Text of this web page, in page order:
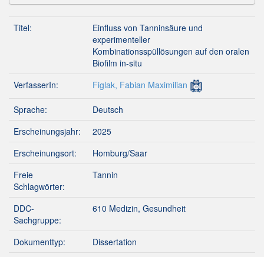
Titel:
Einfluss von Tanninsäure und
experimenteller
Kombinationsspüllösungen auf den oralen
Biofilm in-situ
VerfasserIn:
Figlak, Fabian Maximilian
Sprache:
Deutsch
Erscheinungsjahr:
2025
Erscheinungsort:
Homburg/Saar
Freie
Schlagwörter:
Tannin
DDC-
Sachgruppe:
610 Medizin, Gesundheit
Dokumenttyp:
Dissertation